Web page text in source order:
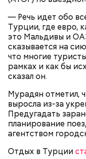
— Речь идет обо
Турции, где евро,
это Мальдивы и
сказывается на
что многие
рамках и как бы
сказал он.
Мурадян отметил,
выросла из-за
Предугадать
планирование
агентством
Отдых в Турции
Поляков
Однако с точки
предпочтение
вариациям, —
По его словам,
или просто
может и